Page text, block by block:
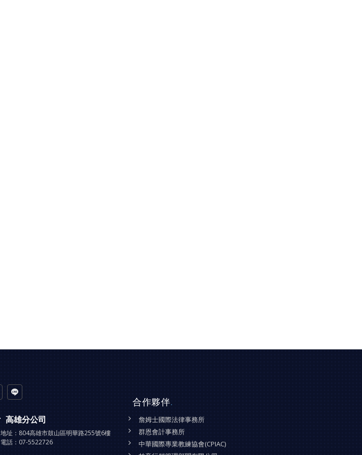
高雄分公司
地址： 804高雄市鼓山區明華路255號6樓
電話： 07-5522726
合作夥伴.
詹姆士國際法律事務所
群恩會計事務所
中華國際專業教練協會(CPIAC)